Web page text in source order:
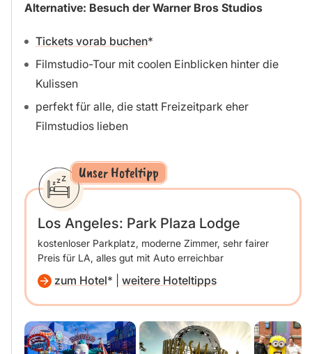
Alternative: Besuch der Warner Bros Studios
Tickets vorab buchen
Filmstudio-Tour mit coolen Einblicken hinter die
Kulissen
perfekt für alle, die statt Freizeitpark eher
Filmstudios lieben
Unser Hoteltipp
Los Angeles: Park Plaza Lodge
kostenloser Parkplatz, moderne Zimmer, sehr fairer
Preis für LA, alles gut mit Auto erreichbar
zum Hotel weitere Hoteltipps